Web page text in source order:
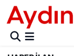
GÜNCEL
Aydın